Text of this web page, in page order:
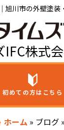
旭川市の外壁塗装
IFC株式
初めての方はこちら
ホーム » ブログ »